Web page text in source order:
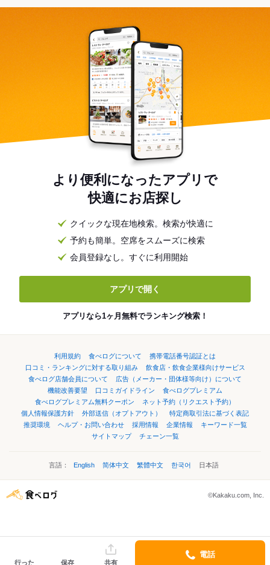
より便利になったアプリで
快適にお店探し
クイックな現在地検索。検索が快適に
予約も簡単。空席をスムーズに検索
会員登録なし。すぐに利用開始
アプリで開く
アプリなら1ヶ月無料でランキング検索！
利用規約 食べログについて
携帯電話番号認証とは
口コミ・ランキングに対する取り組み
飲食店・飲食企業様向けサービス
食べログ店舗会員について
広告（メーカー・団体様等向け）について
機能改善要望
口コミガイドライン
食べログプレミアム
食べログプレミアム無料クーポン
ネット予約（リクエスト予約）
個人情報保護方針
外部送信（オプトアウト）
特定商取引法に基づく表記
推奨環境
ヘルプ・お問い合わせ 採用情報 企業情報
キーワード一覧
サイトマップ
チェーン一覧
言語： English 简体中文 繁體中文 한국어 日本語
©Kakaku.com, Inc.
行った 保存 共有
電話